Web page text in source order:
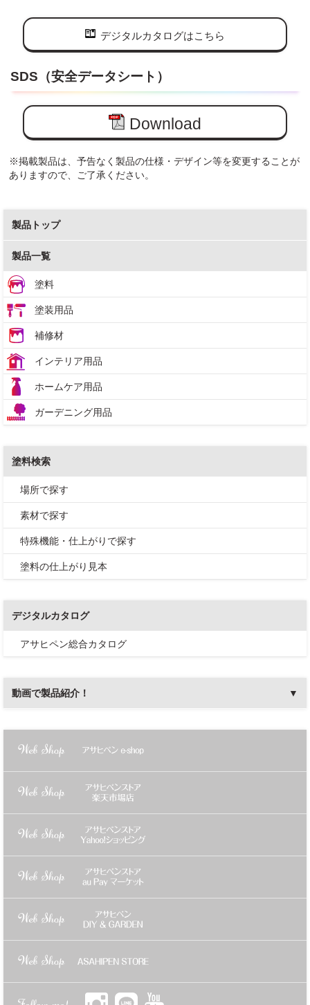
デジタルカタログはこちら
SDS（安全データシート）
Download
※掲載製品は、予告なく製品の仕様・デザイン等を変更することが
ありますので、ご了承ください。
製品トップ
製品一覧
塗料
塗装用品
補修材
インテリア用品
ホームケア用品
ガーデニング用品
塗料検索
場所で探す
素材で探す
特殊機能・仕上がりで探す
塗料の仕上がり見本
デジタルカタログ
アサヒペン総合カタログ
動画で製品紹介！